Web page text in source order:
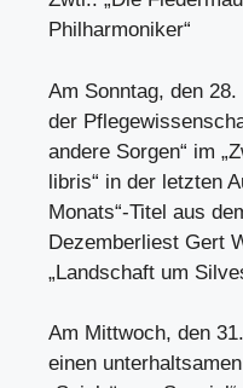
Philharmoniker“
Am Sonntag, den
der
andere Sorgen“ im
libris“ in der letzten
Monats“-Titel aus
Dezemberliest Gert
„Landschaft um
Am Mittwoch, den
einen